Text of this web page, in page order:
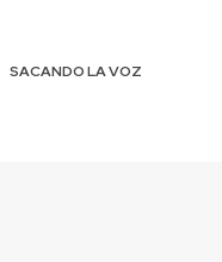
SACANDO LA VOZ